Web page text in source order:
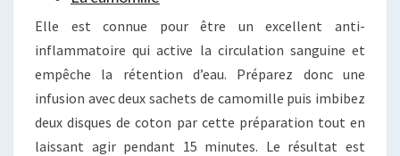
Elle est connue pour être un excellent anti-
inflammatoire qui active la circulation sanguine et
empêche la rétention d’eau. Préparez donc une
infusion avec deux sachets de camomille puis imbibez
deux disques de coton par cette préparation tout en
laissant agir pendant 15 minutes. Le résultat est